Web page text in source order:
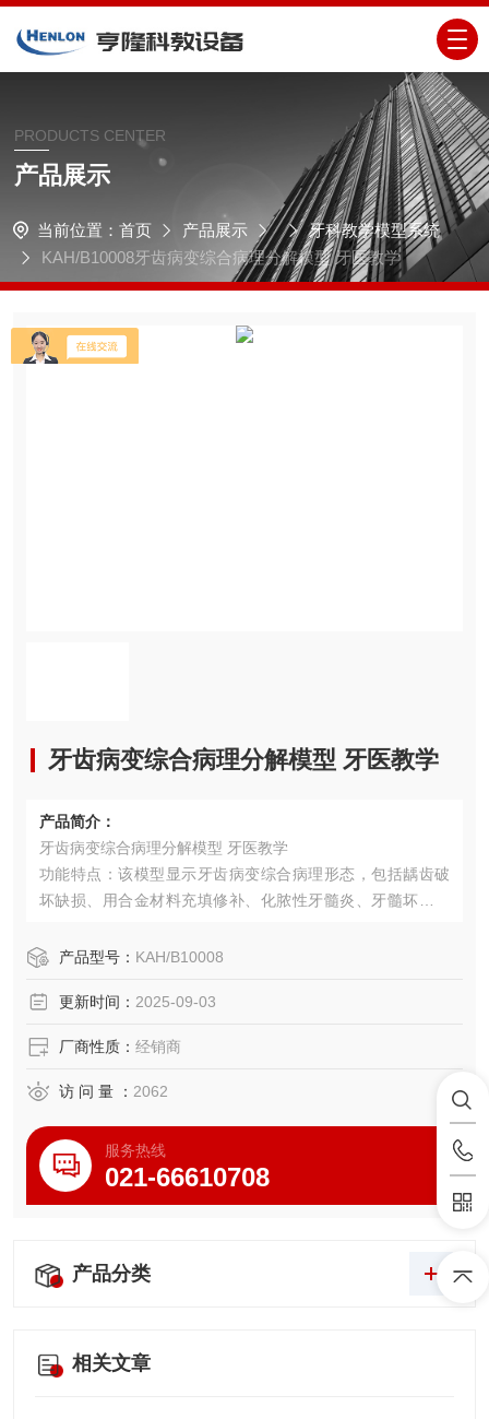
PRODUCTS CENTER
产品展示
当前位置： 首页 产品展示
牙科教学模型系统
KAH/B10008牙齿病变综合病理分解模型 牙医教学
牙齿病变综合病理分解模型 牙医教学
产品简介：
牙齿病变综合病理分解模型 牙医教学
功能特点：该模型显示牙齿病变综合病理形态，包括龋齿破
坏缺损、用合金材料充填修补、化脓性牙髓炎、牙髓坏死、
个部位指示标志。
材质：进口PVC材料、进口油漆、电脑配色、高级彩绘
产品型号： KAH/B10008
更新时间： 2025-09-03
厂商性质： 经销商
访 问 量 ： 2062
服务热线
021-66610708
产品分类
相关文章